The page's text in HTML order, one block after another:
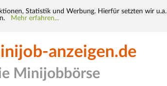
Statistik und Werbung. Hierfür setzten wir
Mehr erfahren...
anzeigen.de
Minijobbörse